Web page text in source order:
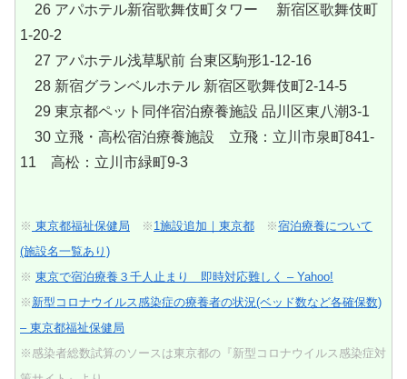
26 アパホテル新宿歌舞伎町タワー 新宿区歌舞伎町
1-20-2
27 アパホテル浅草駅前 台東区駒形1-12-16
28 新宿グランベルホテル 新宿区歌舞伎町2-14-5
29 東京都ペット同伴宿泊療養施設 品川区東八潮3-1
30 立飛・高松宿泊療養施設 立飛：立川市泉町841-
11 高松：立川市緑町9-3
※ 東京都福祉保健局 ※ 1施設追加｜東京都 ※宿泊療養について
(施設名一覧あり)
※ 東京で宿泊療養３千人止まり 即時対応難しく – Yahoo!
※ 新型コロナウイルス感染症の療養者の状況(ベッド数など各確保数)
– 東京都福祉保健局
※感染者総数試算のソースは東京都の『新型コロナウイルス感染症対